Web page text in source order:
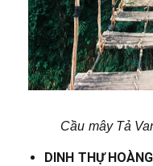
Cầu mây Tả
DINH THỰ